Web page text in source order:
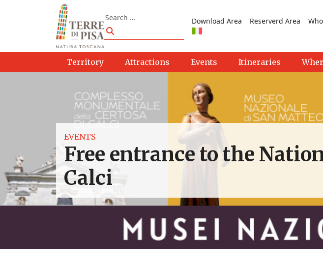
Search
Search
Download Area Reserverd Area
Territory Attractions Events Itineraries
EVENTS
Free entrance to the
Calci